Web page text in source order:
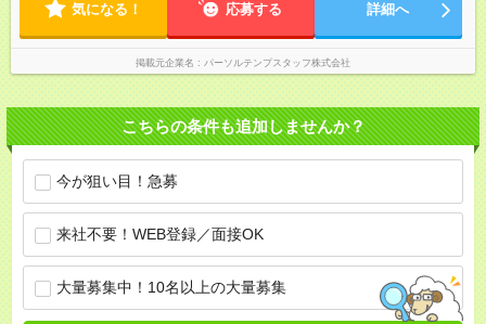
気になる！ 応募する 詳細へ
掲載元企業名 パーソルテンプスタッフ株式会社
こちらの条件も追加しませんか？
今が狙い目！急募
来社不要！WEB登録／面接OK
大量募集中！10名以上の大量募集